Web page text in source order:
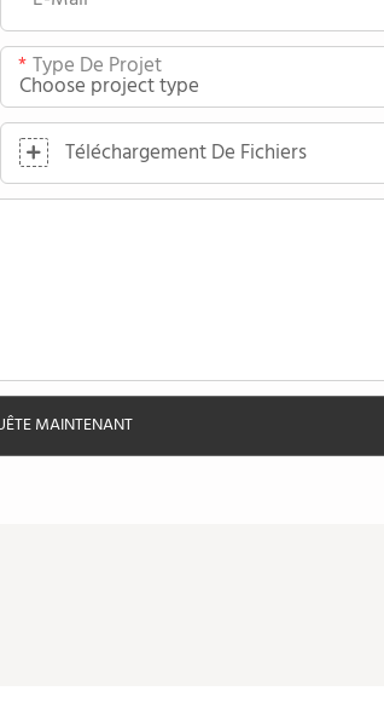
Type De Projet
Téléchargement De Fichiers
MAINTENANT